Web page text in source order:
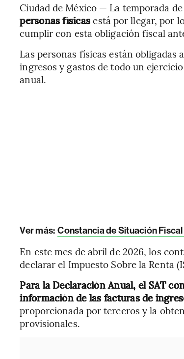
Ciudad de México — La temporada
personas físicasestá por llegar, por
cumplir con esta obligación fiscal
Las personas físicas están
ingresos y gastos de todo un
anual.
Ver más: Constancia de Situación
En este mes de abril de 2026, los
declarar el Impuesto Sobre la Renta
Para la Declaración Anual, el SAT
información de las facturas de
proporcionada por terceros y la
provisionales.